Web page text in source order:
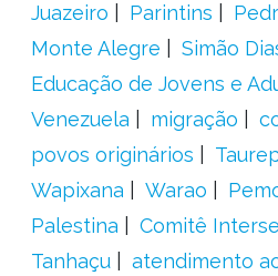
Juazeiro
Parintins
Monte Alegre
Simão
Educação de Jovens e
Venezuela
migração
povos originários
Wapixana
Warao
Palestina
Comitê
Tanhaçu
atendimento